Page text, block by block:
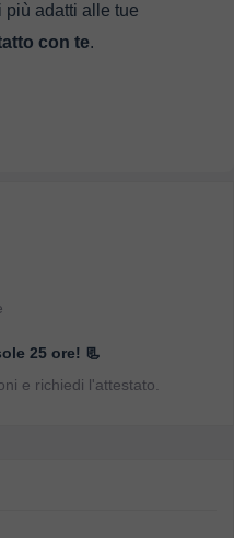
più adatti alle tue
con te.
25 ore! 📃
e richiedi l'attestato.